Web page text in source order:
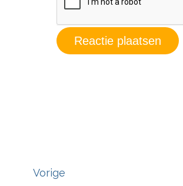
Vorige